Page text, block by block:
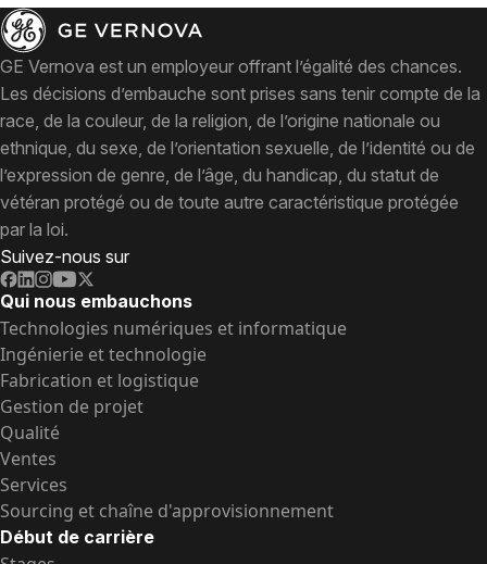
GE Vernova est un employeur offrant l’égalité des chances.
Les décisions d’embauche sont prises sans tenir compte de la
race, de la couleur, de la religion, de l’origine nationale ou
ethnique, du sexe, de l’orientation sexuelle, de l’identité ou de
l’expression de genre, de l’âge, du handicap, du statut de
vétéran protégé ou de toute autre caractéristique protégée
par la loi.
Suivez-nous sur
Qui nous embauchons
Technologies numériques et informatique
Ingénierie et technologie
Fabrication et logistique
Gestion de projet
Qualité
Ventes
Services
Sourcing et chaîne d'approvisionnement
Début de carrière